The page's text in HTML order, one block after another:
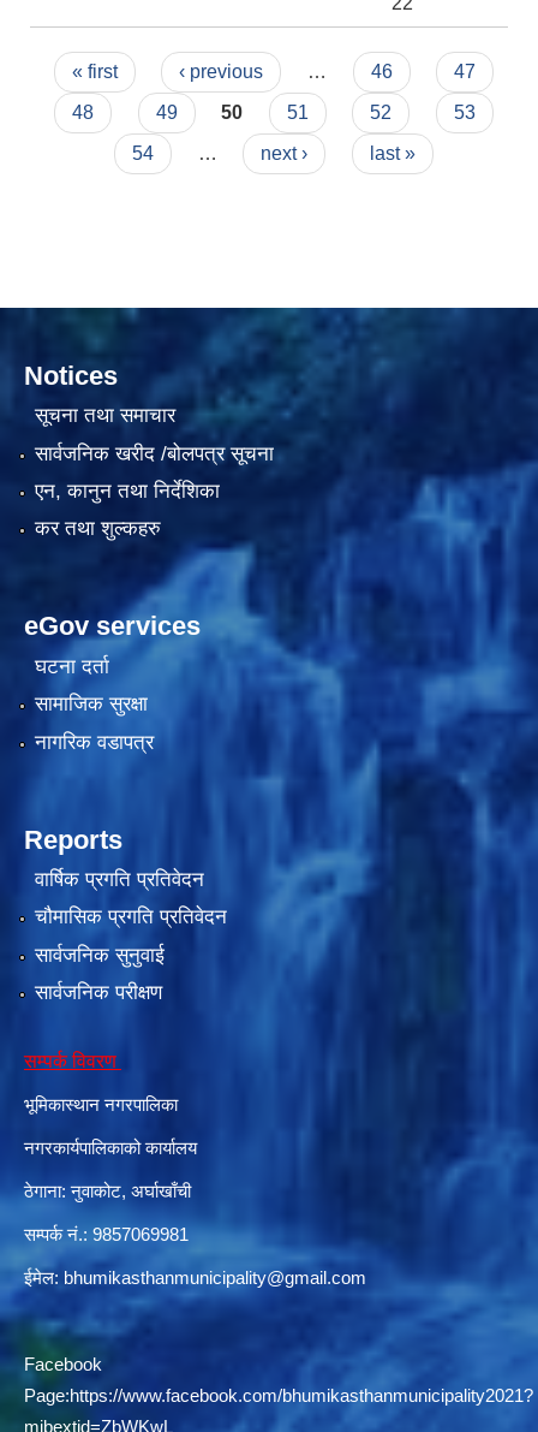
Pages
« first ‹ previous … 46
47
48
49 50 51 52
53
54
… next › last »
Notices
सूचना तथा समाचार
सार्वजनिक खरीद /बोलपत्र सूचना
एन, कानुन तथा निर्देशिका
कर तथा शुल्कहरु
eGov services
घटना दर्ता
सामाजिक सुरक्षा
नागरिक वडापत्र
Reports
वार्षिक प्रगति प्रतिवेदन
चौमासिक प्रगति प्रतिवेदन
सार्वजनिक सुनुवाई
सार्वजनिक परीक्षण
सम्पर्क विवरण
भूमिकास्थान नगरपालिका
नगरकार्यपालिकाको कार्यालय
ठेगाना: नुवाकोट, अर्घाखाँची
सम्पर्क नं.: 9857069981
ईमेल: bhumikasthanmunicipality@gmail.com
Facebook
Page:https://www.facebook.com/bhumikasthanmunicipality2021?
mibextid=ZbWKwL